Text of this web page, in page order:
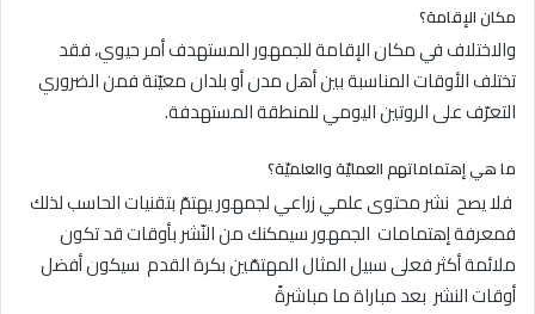
مكان الإقامة؟
والاختلاف في مكان الإقامة للجمهور المستهدف أمر حيوي، فقد
تختلف الأوقات المناسبة بين أهل مدن أو بلدان معيّنة فمن الضروري
التعرّف على الروتين اليومي للمنطقة المستهدفة.
ما هي إهتماماتهم العمليّة والعلميّة؟
فلا يصح نشر محتوى علمي زراعي لجمهور يهتمّ بتقنيات الحاسب لذلك
فمعرفة إهتمامات الجمهور سيمكنك من النّشر بأوقات قد تكون
ملائمة أكثر فعلى سبيل المثال المهتمّين بكرة القدم سيكون أفضل
أوقات النشر بعد مباراة ما مباشرةً